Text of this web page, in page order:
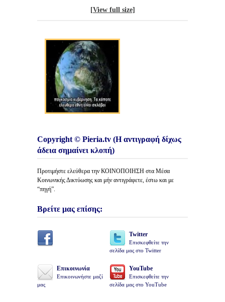
[View full size]
Copyright © Pieria.tv (Η αντιγραφή δίχως
άδεια σημαίνει κλοπή)
Προτιμήστε ελεύθερα την ΚΟΙΝΟΠΟΙΗΣΗ στα Μέσα
Κοινωνικής Δικτύωσης και μήν αντιγράφετε, έστω και με
“πηγή”.
Βρείτε μας επίσης:
Twitter
Επισκεφθείτε την
σελίδα μας στο Twitter
Επικοινωνία
Επικοινωνήστε μαζί
μας
YouTube
Επισκεφθείτε την
σελίδα μας στο YouTube